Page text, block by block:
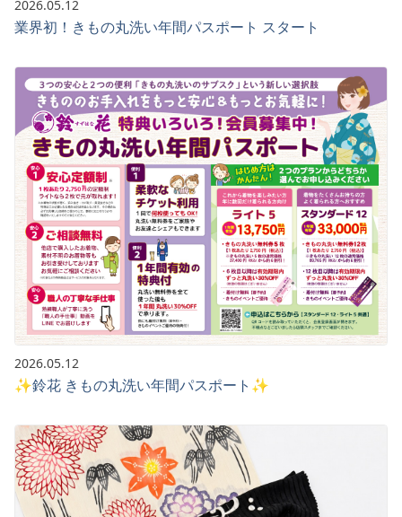
2026.05.12
業界初！きもの丸洗い年間パスポート スタート
2026.05.12
✨鈴花 きもの丸洗い年間パスポート✨